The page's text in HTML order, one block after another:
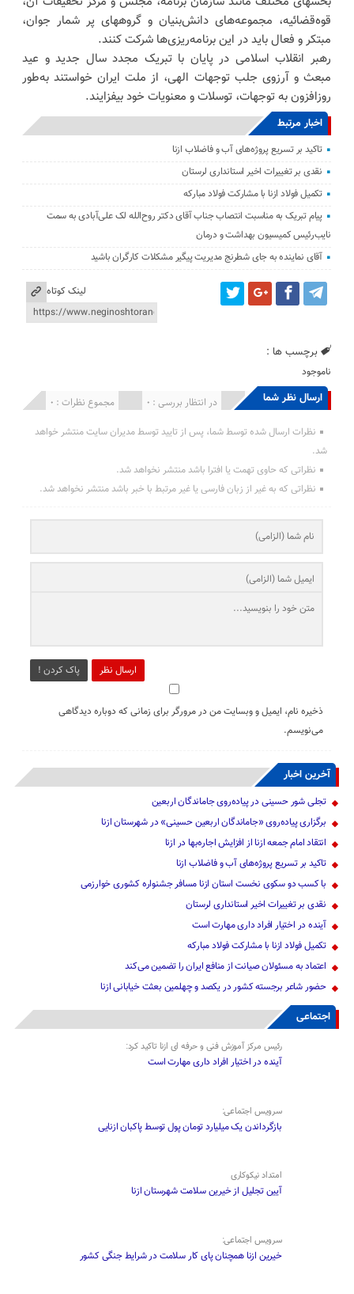
قوه‌قضائیه، مجموعه‌های دانش‌بنیان و گروههای پر شمار جوان،
مبتکر و فعال باید در این برنامه‌ریزی‌ها شرکت کنند.
رهبر انقلاب اسلامی در پایان با تبریک مجدد سال جدید و عید
مبعث و آرزوی جلب توجهات الهی، از ملت ایران خواستند به‌طور
روزافزون به توجهات، توسلات و معنویات خود بیفزایند.
اخبار مرتبط
تاکید بر تسریع پروژه‌های آب و فاضلاب ازنا
نقدی بر تغییرات اخیر استانداری لرستان
تکمیل فولاد ازنا با مشارکت فولاد مبارکه
پیام تبریک به مناسبت انتصاب جناب آقای دکتر روح‌الله لک علی‌آبادی به سمت
نایب‌رئیس کمیسیون بهداشت و درمان
آقای نماینده به جای شطرنج مدیریت پیگیر مشکلات کارگران باشید
لینک کوتاه
برچسب ها :
ناموجود
ارسال نظر شما مجموع نظرات : 0 در انتظار بررسی : 0 انتشار یافته : 0
نظرات ارسال شده توسط شما، پس از تایید توسط مدیران سایت منتشر خواهد
شد.
نظراتی که حاوی تهمت یا افترا باشد منتشر نخواهد شد.
نظراتی که به غیر از زبان فارسی یا غیر مرتبط با خبر باشد منتشر نخواهد شد.
ارسال نظر پاک کردن !
ذخیره نام، ایمیل و وبسایت من در مرورگر برای زمانی که دوباره دیدگاهی
می‌نویسم.
آخرین اخبار
تجلی شور حسینی در پیاده‌روی جاماندگان اربعین
برگزاری پیاده‌روی «جاماندگان اربعین حسینی» در شهرستان ازنا
انتقاد امام جمعه ازنا از افزایش اجاره‌بها در ازنا
تاکید بر تسریع پروژه‌های آب و فاضلاب ازنا
با کسب دو سکوی نخست استان ازنا مسافر جشنواره کشوری خوارزمی
نقدی بر تغییرات اخیر استانداری لرستان
آینده در اختیار افراد داری مهارت است
تکمیل فولاد ازنا با مشارکت فولاد مبارکه
اعتماد به مسئولان صیانت از منافع ایران را تضمین می‌کند
حضور شاعر برجسته کشور در یکصد و چهلمین بعثت خیابانی ازنا
اجتماعی
رئیس مرکز آموزش فنی و حرفه ای ازنا تاکید کرد:
آینده در اختیار افراد داری مهارت است
سرویس اجتماعی:
بازگرداندن یک میلیارد تومان پول توسط پاکبان ازنایی
امتداد نیکوکاری
آیین تجلیل از خیرین سلامت شهرستان ازنا
سرویس اجتماعی:
خیرین ازنا همچنان پای کار سلامت در شرایط جنگی کشور